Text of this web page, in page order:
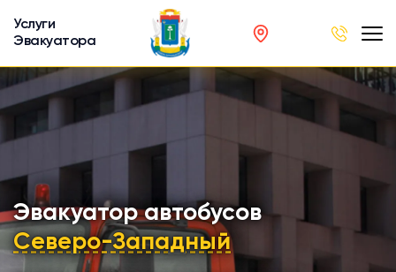
Услуги
Эвакуатора
Эвакуатор автобусов
Северо-Западный